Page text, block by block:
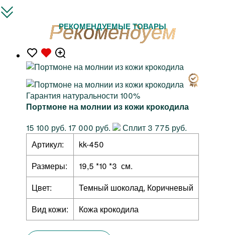
РЕКОМЕНДУЕМЫЕ ТОВАРЫ
Гарантия натуральности 100%
Портмоне на молнии из кожи крокодила
15 100 руб. 17 000 руб.
Сплит 3 775 руб.
Артикул:
kk-450
Размеры:
19,5 *10 *3 см.
Цвет:
Темный шоколад, Коричневый
Вид кожи:
Кожа крокодила